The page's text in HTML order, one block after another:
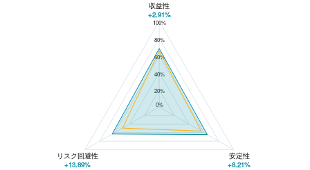
ＭＡＩＳＯＮ三房と久が原駅の平均値の総合評価の比較
100%
80%
60%
40%
20%
0%
収益性
+2.91%
リスク回避性
+13.89%
安定性
+8.21%